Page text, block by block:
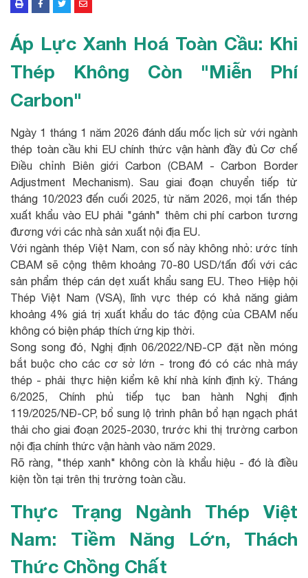
Áp Lực Xanh Hoá Toàn Cầu: Khi
Thép Không Còn "Miễn Phí
Carbon"
Ngày 1 tháng 1 năm 2026 đánh dấu mốc lịch sử với ngành
thép toàn cầu khi EU chính thức vận hành đầy đủ Cơ chế
Điều chỉnh Biên giới Carbon (CBAM - Carbon Border
Adjustment Mechanism). Sau giai đoạn chuyển tiếp từ
tháng 10/2023 đến cuối 2025, từ năm 2026, mọi tấn thép
xuất khẩu vào EU phải "gánh" thêm chi phí carbon tương
đương với các nhà sản xuất nội địa EU.
Với ngành thép Việt Nam, con số này không nhỏ: ước tính
CBAM sẽ cộng thêm khoảng 70-80 USD/tấn đối với các
sản phẩm thép cán dẹt xuất khẩu sang EU. Theo Hiệp hội
Thép Việt Nam (VSA), lĩnh vực thép có khả năng giảm
khoảng 4% giá trị xuất khẩu do tác động của CBAM nếu
không có biện pháp thích ứng kịp thời.
Song song đó, Nghị định 06/2022/NĐ-CP đặt nền móng
bắt buộc cho các cơ sở lớn - trong đó có các nhà máy
thép - phải thực hiện kiểm kê khí nhà kính định kỳ. Tháng
6/2025, Chính phủ tiếp tục ban hành Nghị định
119/2025/NĐ-CP, bổ sung lộ trình phân bổ hạn ngạch phát
thải cho giai đoạn 2025-2030, trước khi thị trường carbon
nội địa chính thức vận hành vào năm 2029.
Rõ ràng, "thép xanh" không còn là khẩu hiệu - đó là điều
kiện tồn tại trên thị trường toàn cầu.
Thực Trạng Ngành Thép Việt
Nam: Tiềm Năng Lớn, Thách
Thức Chồng Chất